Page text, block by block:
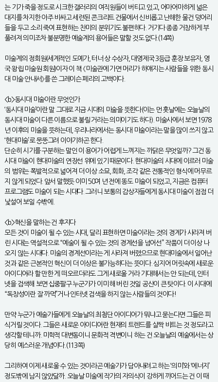
는 기가 죽을 정도로 시크한 갤러리의 여직원들이 버티고 있고, 어마어마하게 넓은
대지를 차지한 아주 비싸고 세련된 콘크리트 건물에서 신비롭고 난해한 물건 덩어리
들을 두고 소리 죽여 표현하는 찬미의 분위기도 불편하다. 거기다 종종 거창하게 부
풀려져 의미조차 불분명한 예술계의 용어들은 말할 것도 없다.(14쪽)
미술계의 정회원(세계적인 도예가, 터너 상 수상자, 대영제국 3등급 훈장 보유자, 영
국 왕립 미술원 회원)이자 이 책 《미술관에 가면 머리가 하얘지는 사람들을 위한 동시
대 미술 안내서》를 쓴 그레이슨 페리의 고백이다.
<b>동시대 미술이란 무엇인가
‘동시대 미술’이란 말 그대로 지금 시대의 미술을 뜻한다(이는 먼 훗날에는 오늘날의
동시대 미술이 다른 이름으로 불릴 거라는 의미이기도 하다). 미술사에서 보면 1978
년 이후의 미술을 뜻하는데, 우리나라에서는 동시대 미술이라는 말을 많이 쓰지 않고
‘현대미술’로 뭉뚱그려 이야기하곤 한다.
단순히 시기를 구분하는 말인 이 용어가 어렵게 느껴지는 까닭은 무엇일까? 그건 동
시대 미술이 현대미술의 연장선 위에 있기 때문이다. 현대미술의 시대에 이르러 미술
의 범위는 폭발적으로 넓어져 더 이상 소묘, 회화, 조각 같은 전통적인 형식에 머무르
지 않게 되었다. 앞서 말했듯 이미 50여 년 전에 똥도 미술이 되었고, 지금은 컴퓨터
프로그램도 미술이 되는 시대다. 그러니 보통의 감상자들에게 동시대 미술이 점점 더
낯설어 보일 수밖에.
<b>혁신을 말하는 건 후지다
모든 것이 미술이 될 수 있는 시대, 달리 표현하면 미술이라는 것의 경계가 사라져 버
린 시대는 역설적으로 “예술이 될 수 있는 것의 경계선을 넘어선” 작품이 더 이상 나
오지 않는 시대다. 미술의 경계선이라는 게 사라져 버렸으므로 현대미술에서 일어난
것과 같은 근본적인 혁신이 더 이상은 불가능하다는 뜻이다. 심지어 머릿속에 새로운
아이디어라 할 만한 게 떠오르더라도 그게 새로울 거라 기대해서는 안 되는데, 인터
넷을 검색해 보면 십중팔구 누군가가 이미 해 버린 것일 공산이 큰 탓이다. 이 시대에
“독창성이란 잘 까먹”거나 인터넷 검색을 하지 않는 사람들의 것이다!
만약 누군가 예술가들에게 오늘날의 최첨단 아이디어가 뭐냐고 묻는다면 그들은 피
식거릴 것이다. 그들은 새로운 아이디어란 현재의 트렌드를 살짝 비트는 것 정도라고
생각할 테니까. 미학적 대변동이니 문화적 격변이니 하는 건 오늘날의 예술에서는 상
당히 예스러운 개념이다.(113쪽)
그리하여 이제 새로울 수 있는 것이라곤 예술가가 담아내려고 하는 ‘의미’와 ‘에너지’
정도밖에 남지 않았달까. 오늘날 미술에 작가의 자의식이 강하게 끼어드는 건 이 때